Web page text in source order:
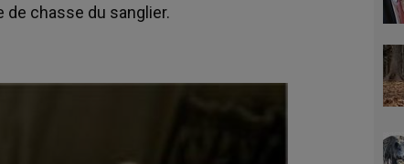
de chasse du sanglier.